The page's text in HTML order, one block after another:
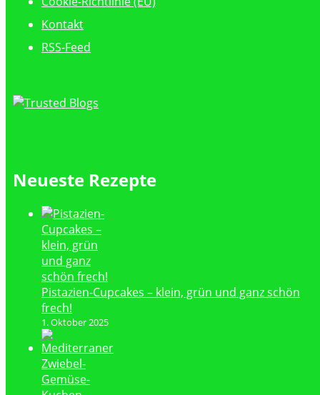
Kontakt
RSS-Feed
Neueste Rezepte
Pistazien-Cupcakes – klein, grün und ganz schön
frech!
1. Oktober 2025